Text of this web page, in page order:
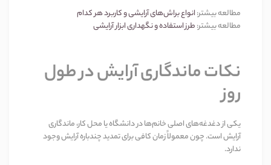
مطالعه بیشتر:انواع براش‌های آرایشی و کاربرد هر کدام
مطالعه بیشتر:طرز استفاده و نگهداری ابزار آرایشی
نکات ماندگاری آرایش در طول
روز
یکی از دغدغه‌های اصلی خانم‌ها در دانشگاه یا محل کار، ماندگاری
آرایش است. چون معمولاً زمان کافی برای تمدید چندباره آرایش وجود
ندارد.